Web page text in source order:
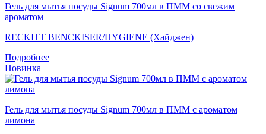
Гель для мытья посуды Signum 700мл в ПММ со свежим
ароматом
RECKITT BENCKISER/HYGIENE (Хайджен)
Подробнее
Новинка
Гель для мытья посуды Signum 700мл в ПММ с ароматом
лимона